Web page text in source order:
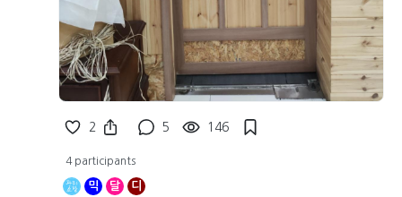
2 5 146
4 participants
믹 달 디